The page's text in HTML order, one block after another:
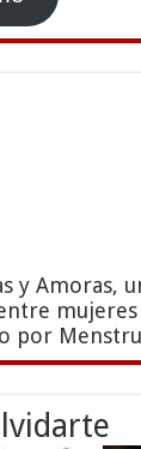
y Amoras,
mujeres
por